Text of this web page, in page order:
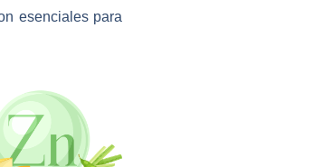
esenciales para